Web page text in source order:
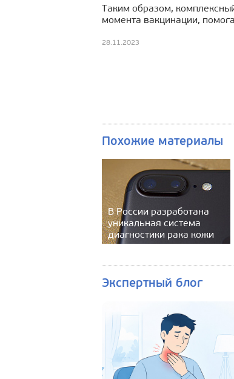
Таким образом,
момента вакцинации,
28.11.2023
Похожие материалы
В России разработана
уникальная система
диагностики рака кожи
Экспертный блог